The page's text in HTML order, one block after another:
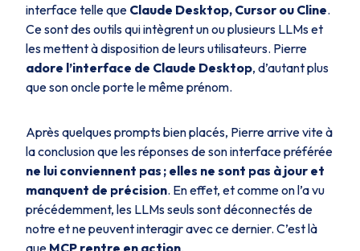
interface telle que Claude Desktop, Cursor ou Cline.
Ce sont des outils qui intègrent un ou plusieurs LLMs et
les mettent à disposition de leurs utilisateurs. Pierre
adore l’interface de Claude Desktop, d’autant plus
que son oncle porte le même prénom.
Après quelques prompts bien placés, Pierre arrive vite à
la conclusion que les réponses de son interface préférée
ne lui conviennent pas ; elles ne sont pas à jour et
manquent de précision. En effet, et comme on l’a vu
précédemment, les LLMs seuls sont déconnectés de
notre et ne peuvent interagir avec ce dernier. C’est là
que MCP rentre en action